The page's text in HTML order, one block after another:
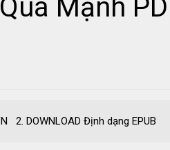
Mạnh
2. DOWNLOAD Định